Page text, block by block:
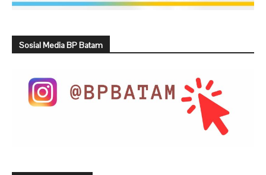
Sosial Media BP Batam